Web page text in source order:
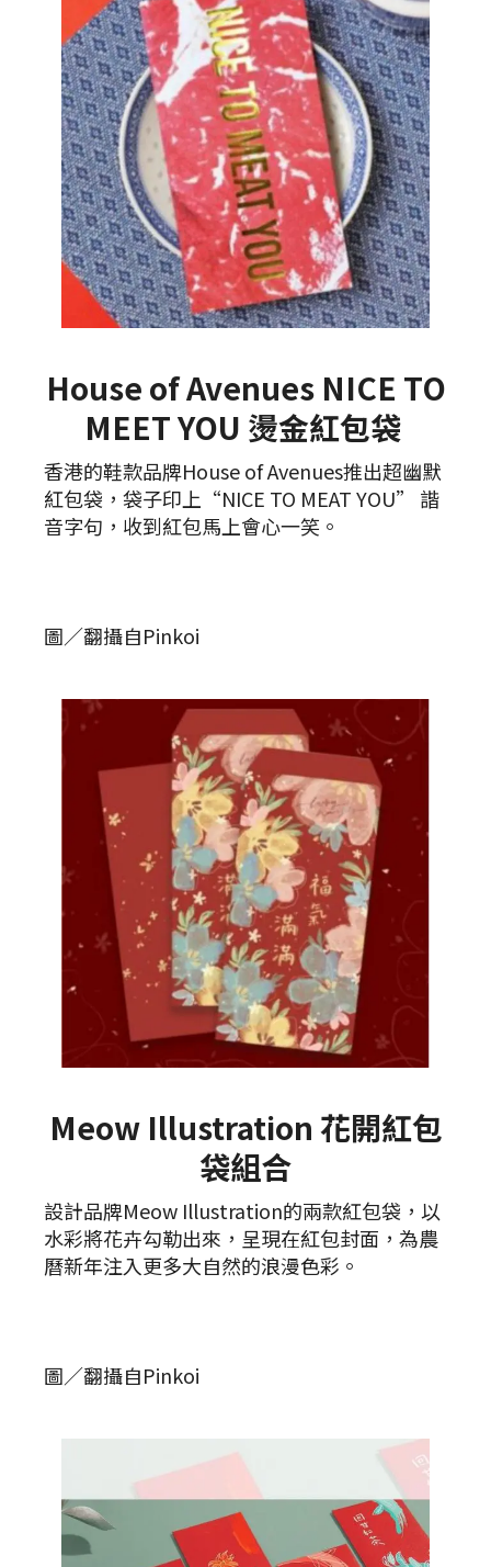
House of Avenues NICE TO
MEET YOU 燙金紅包袋
香港的鞋款品牌House of Avenues推出超幽默
紅包袋，袋子印上“NICE TO MEAT YOU” 諧
音字句，收到紅包馬上會心一笑。
圖／翻攝自Pinkoi
Meow Illustration 花開紅包
袋組合
設計品牌Meow Illustration的兩款紅包袋，以
水彩將花卉勾勒出來，呈現在紅包封面，為農
曆新年注入更多大自然的浪漫色彩。
圖／翻攝自Pinkoi